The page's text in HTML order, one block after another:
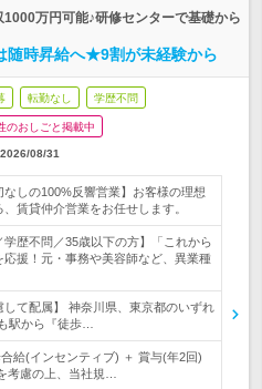
万円可能♪研修センターで基礎から
随時昇給へ★9割が未経験から
転勤なし 学歴不問
のおしごと掲載中
2026/08/31
なしの100%反響営業】お客様の理想
賃貸仲介営業をお任せします。
学歴不問／35歳以下の方】「これから
援！元・事務や美容師など、異業種
して配属】 神奈川県、東京都のいずれ
駅から『徒歩…
給(インセンティブ) ＋ 賞与(年2回)
考慮の上、当社規…